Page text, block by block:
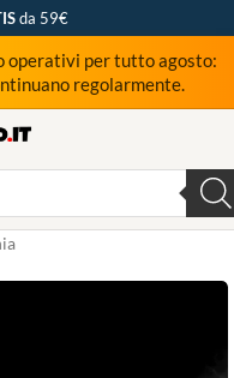
da 59€
operativi per tutto agosto:
regolarmente.